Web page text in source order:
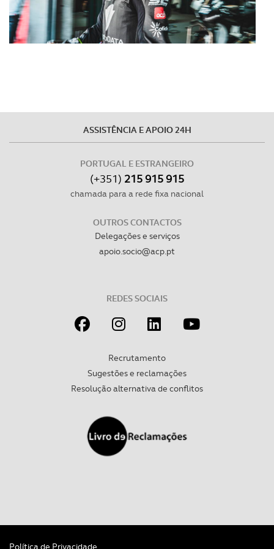
utilização do nosso site de publicidade e de análise, com
parceiros e organizações na UE e em países terceiros.
Realçamos que o bloqueio de certo tipo de Cookies e
experiência de navegação no Website e nos serviços
ASSISTÊNCIA E APOIO 24H
PORTUGAL E ESTRANGEIRO
(+351) 215 915 915
chamada para a rede fixa nacional
OUTROS CONTACTOS
Delegações e serviços
apoio.socio@acp.pt
REDES SOCIAIS
Recrutamento
Sugestões e reclamações
Resolução alternativa de conflitos
Política de Privacidade